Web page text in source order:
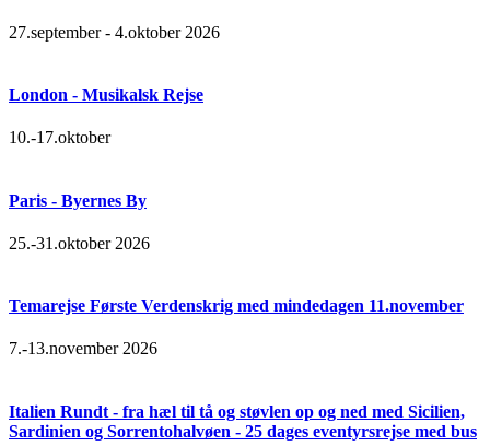
27.september - 4.oktober 2026
London - Musikalsk Rejse
10.-17.oktober
Paris - Byernes By
25.-31.oktober 2026
Temarejse Første Verdenskrig med mindedagen 11.november
7.-13.november 2026
Italien Rundt - fra hæl til tå og støvlen op og ned med Sicilien,
Sardinien og Sorrentohalvøen - 25 dages eventyrsrejse med bus